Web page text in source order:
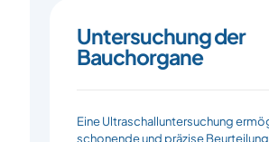
Untersuchung der
Bauchorgane
Eine Ultraschalluntersuchung
schonende und präzise